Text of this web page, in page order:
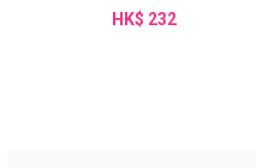
HK$ 232